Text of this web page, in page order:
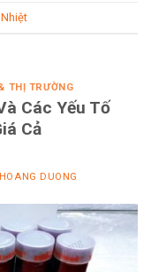
THỊ TRƯỜNG
Các Yếu Tố
Cả
HOANG DUONG